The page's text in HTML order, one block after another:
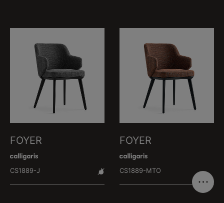
FOYER
CS1889-J
FOYER
CS1889-MTO